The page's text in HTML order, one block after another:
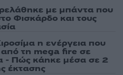
με μπάντα που
Φισκάρδο και τους
η ενέργεια που
τη mega fire σε
- Πώς κάηκε μέσα σε 2
έκτασης